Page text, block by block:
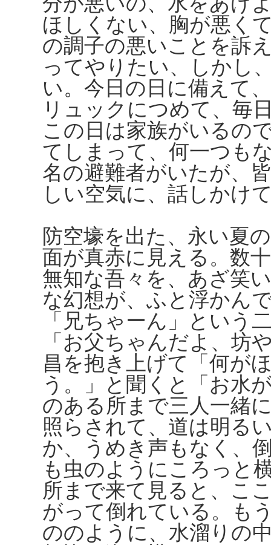
ほしくない、胸が悪く
の調子の悪いことを訴
ってやりたい、しかし
い。今日の日に備えて
リュックにつめて、毎
この日は家族がいるの
てしまって、何一つも
名の避難者がいたが、
しい空気に、話しかけ
防空壕を出た、永い夏
面が真赤に見える。数
無知な吾々を、あざ笑
な幻想が、ふと浮かん
「兄ちゃーん」という
「お父ちゃんだよ、坊
昌を抱き上げて「何が
う。」と聞くと「お水
のある所まで三人一緒
照らされて、道は明る
か、うめき声もなく、
も虫のようにころっと
所まで来て見ると、こ
がって倒れている。も
ののように、水溜りの